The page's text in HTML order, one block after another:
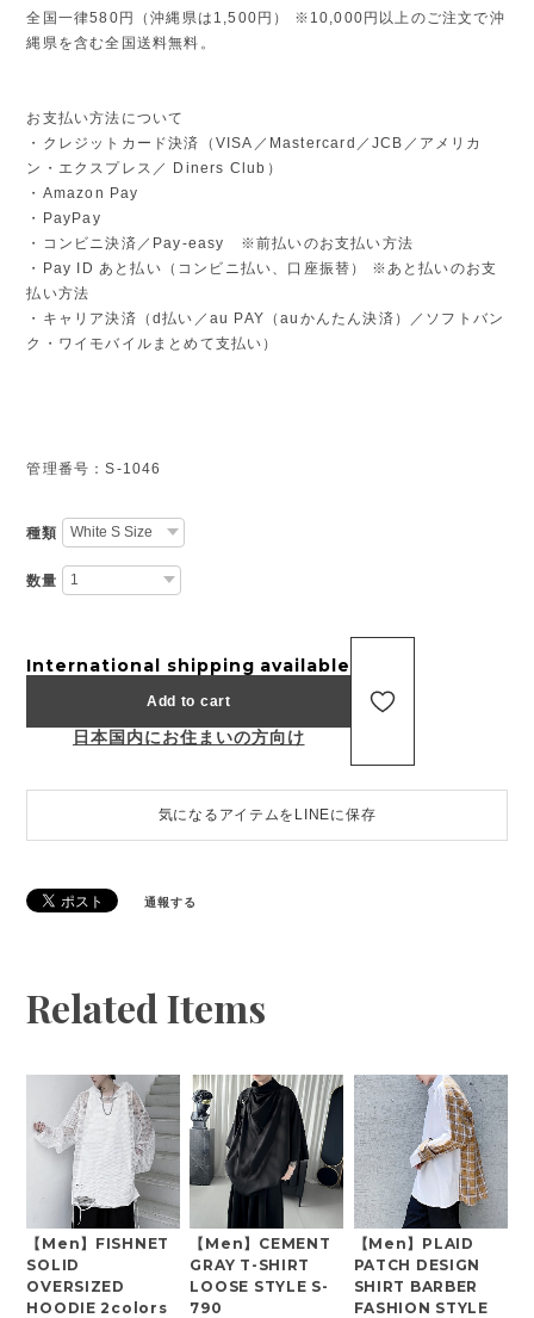
全国一律580円（沖縄県は1,500円） ※10,000円以上のご注文で沖
縄県を含む全国送料無料。
お支払い方法について
・クレジットカード決済（VISA／Mastercard／JCB／アメリカ
ン・エクスプレス／ Diners Club）
・Amazon Pay
・PayPay
・コンビニ決済／Pay-easy ※前払いのお支払い方法
・Pay ID あと払い（コンビニ払い、口座振替） ※あと払いのお支
払い方法
・キャリア決済（d払い／au PAY（auかんたん決済）／ソフトバン
ク・ワイモバイルまとめて支払い）
管理番号：S-1046
種類
数量
International shipping available
Add to cart
日本国内にお住まいの方向け
気になるアイテムをLINEに保存
通報する
Related Items
【Men】FISHNET
SOLID
OVERSIZED
HOODIE 2colors
【Men】CEMENT
GRAY T-SHIRT
LOOSE STYLE S-
790
【Men】PLAID
PATCH DESIGN
SHIRT BARBER
FASHION STYLE